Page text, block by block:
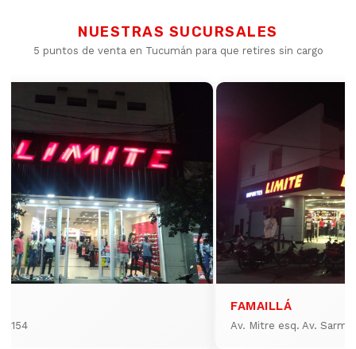
NUESTRAS SUCURSALES
5 puntos de venta en Tucumán para que retires sin cargo
154
FAMAILLÁ
Av. Mitre esq. Av.